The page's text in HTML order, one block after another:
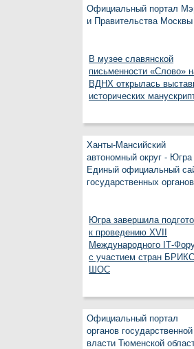
Официальный портал
и Правительства Москвы
В музее славянской
письменности «Слово»
ВДНХ открылась
исторических
Ханты-Мансийский
автономный округ - Югра
Единый официальный
государственных органов
Югра завершила
к проведению XVII
Международного
с участием стран
ШОС
Официальный портал
органов государственной
власти Тюменской